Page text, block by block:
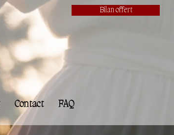
Bilan offert
Contact FAQ